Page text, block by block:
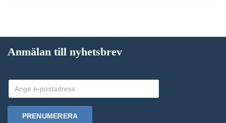
Anmälan till nyhetsbrev
PRENUMERERA